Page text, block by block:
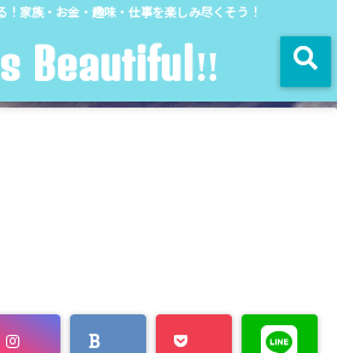
！家族・お金・趣味・仕事を楽しみ尽くそう！
Beautiful‼︎